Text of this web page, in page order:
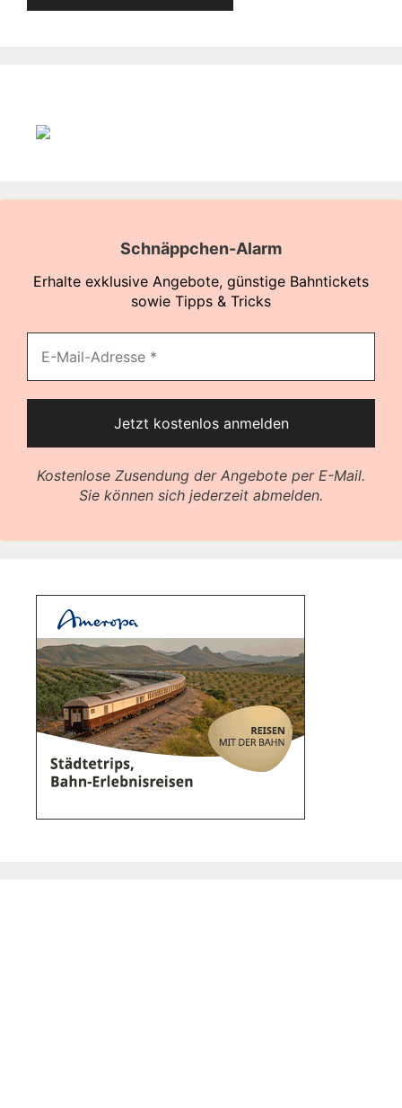
Schnäppchen-Alarm
Erhalte exklusive Angebote, günstige Bahntickets
sowie Tipps & Tricks
Kostenlose Zusendung der Angebote per E-Mail.
Sie können sich jederzeit abmelden.